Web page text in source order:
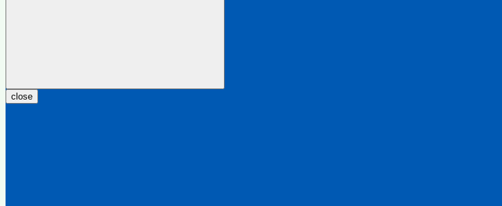
close